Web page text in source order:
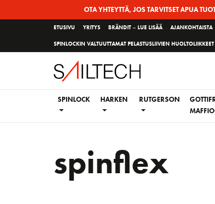
OTA YHTEYTTÄ, JOS TARVITSET APUA
ETUSIVU YRITYS BRÄNDIT – LUE LISÄÄ AJANKOHTAISTA
SPINLOCKIN VALTUUTTAMAT PELASTUSLIIVIEN HUOLTOLIIKKEET
SPINLOCK HARKEN RUTGERSON
spinflex